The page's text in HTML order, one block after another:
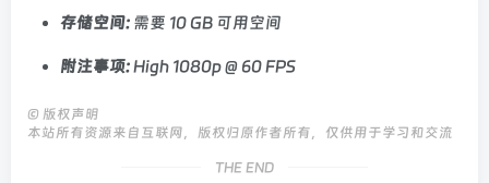
存储空间: 需要 10 GB 可用空间
附注事项:High 1080p @ 60 FPS
© 版权声明
本站所有资源来自互联网，版权归原作者所有，仅供用于学习和交流
THE END